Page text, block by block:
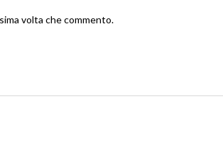
volta che commento.